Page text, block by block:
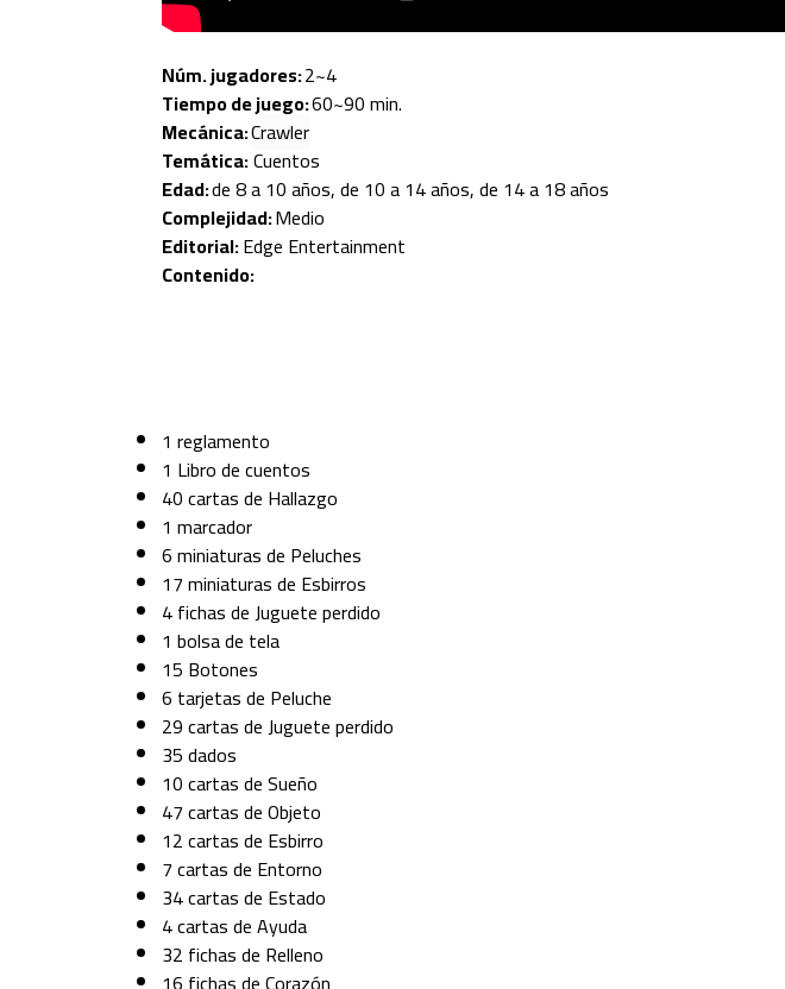
Núm. jugadores:2~4
Tiempo de juego:60~90 min.
Mecánica:Crawler
Temática:Cuentos
Edad:de 8 a 10 años, de 10 a 14 años, de 14 a 18 años
Complejidad:Medio
Editorial:Edge Entertainment
Contenido:
1 reglamento
1 Libro de cuentos
40 cartas de Hallazgo
1 marcador
6 miniaturas de Peluches
17 miniaturas de Esbirros
4 fichas de Juguete perdido
1 bolsa de tela
15 Botones
6 tarjetas de Peluche
29 cartas de Juguete perdido
35 dados
10 cartas de Sueño
47 cartas de Objeto
12 cartas de Esbirro
7 cartas de Entorno
34 cartas de Estado
4 cartas de Ayuda
32 fichas de Relleno